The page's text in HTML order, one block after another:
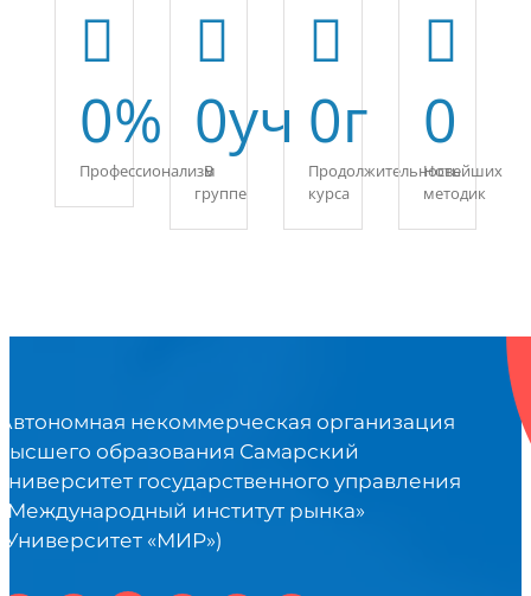
0%
Профессионализм
0уч
В
группе
0г
Продолжительность
курса
0
Новейших
методик
некоммерческая организация
образования Самарский
государственного управления
институт рынка»
«МИР»)